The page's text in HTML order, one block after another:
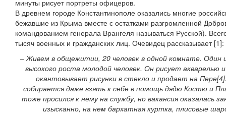
минуты рисует портреты офицеров.
В древнем городе Константинополе оказались многие
бежавшие из Крыма вместе с остатками разгромленной
командованием генерала Врангеля называться Русской).
тысяч военных и гражданских лиц. Очевидец рассказывает [1]:
– Живем в общежитии, 20 человек в одной комнате. Один
высокого роста молодой человек. Он рисует
окантовывает рисунки в стекло и продает на
собирается даже взять к себе в помощь дядю Костю и
тоже просился к нему на службу, но вакансия оказалась
изысканно, на нем бархатная куртка, плисовые